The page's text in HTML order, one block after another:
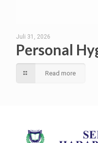
Juli 31, 2026
Personal
Read more